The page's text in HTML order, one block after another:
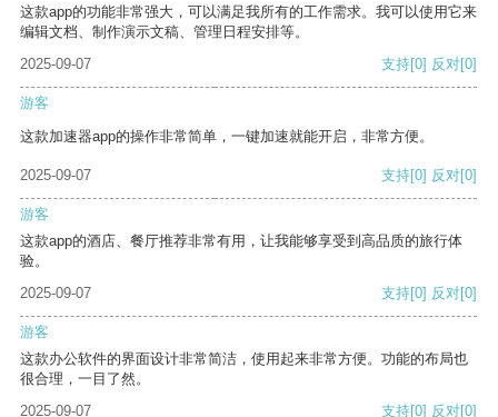
这款app的功能非常强大，可以满足我所有的工作需求。我可以使用它来
编辑文档、制作演示文稿、管理日程安排等。
2025-09-07
支持[0] 反对[0]
游客
这款加速器app的操作非常简单，一键加速就能开启，非常方便。
2025-09-07 支持[0] 反对[0]
游客
这款app的酒店、餐厅推荐非常有用，让我能够享受到高品质的旅行体
验。
2025-09-07
支持[0] 反对[0]
游客
这款办公软件的界面设计非常简洁，使用起来非常方便。功能的布局也
很合理，一目了然。
2025-09-07
支持[0] 反对[0]